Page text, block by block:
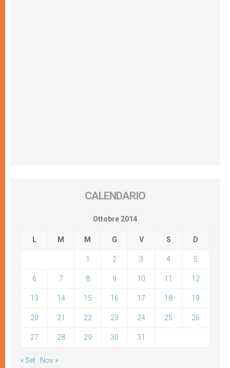
CALENDARIO
Ottobre 2014
L M M G V S D
1 2 3 4 5
6 7 8 9 10 11 12
13 14 15 16 17 18 19
20 21 22 23 24 25 26
27 28 29 30 31
« Set Nov »